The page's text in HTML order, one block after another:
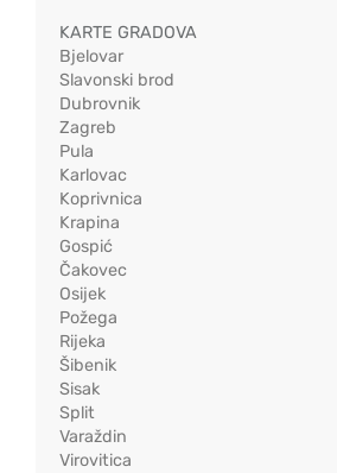
KARTE GRADOVA
Bjelovar
Slavonski brod
Dubrovnik
Zagreb
Pula
Karlovac
Koprivnica
Krapina
Gospić
Čakovec
Osijek
Požega
Rijeka
Šibenik
Sisak
Split
Varaždin
Virovitica